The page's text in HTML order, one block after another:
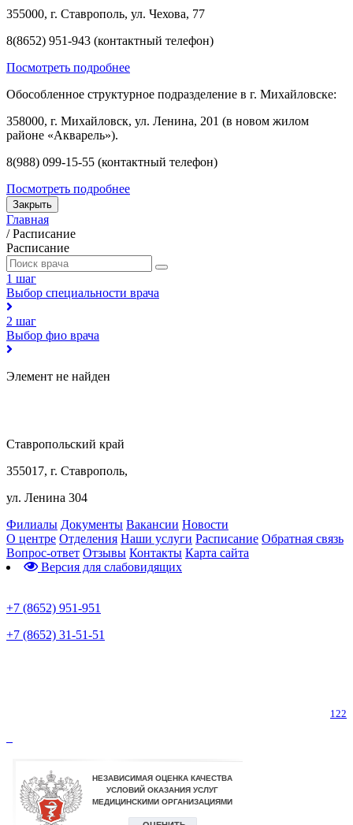
355000, г. Ставрополь, ул. Чехова, 77
8(8652) 951-943 (контактный телефон)
Посмотреть подробнее
Обособленное структурное подразделение в г. Михайловске:
358000, г. Михайловск, ул. Ленина, 201 (в новом жилом
районе «Акварель»).
8(988) 099-15-55 (контактный телефон)
Посмотреть подробнее
Закрыть
Главная
/ Расписание
Расписание
1 шаг
Выбор специальности врача
2 шаг
Выбор фио врача
Элемент не найден
Ставропольский край
355017, г. Ставрополь,
ул. Ленина 304
Филиалы Документы Вакансии Новости
О центре Отделения Наши услуги Расписание Обратная связь
Вопрос-ответ Отзывы Контакты Карта сайта
Версия для слабовидящих
+7 (8652) 951-951
+7 (8652) 31-51-51
122